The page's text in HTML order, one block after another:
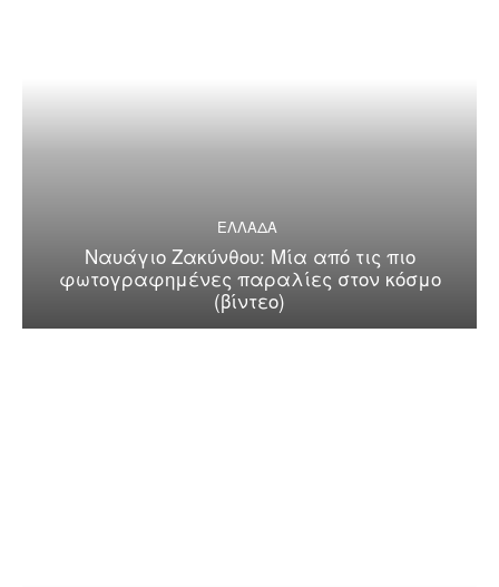
ΕΛΛΑΔΑ
Ναυάγιο Ζακύνθου: Μία από τις πιο
φωτογραφημένες παραλίες στον κόσμο
(βίντεο)